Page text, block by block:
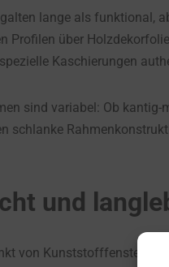
lange als funktional,
Profilen über
Kaschierungen
sind variabel: Ob
schlanke
und
von Kunststofffenstern